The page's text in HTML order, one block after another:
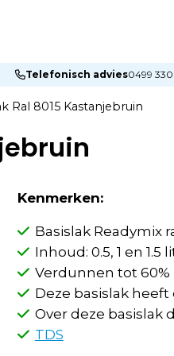
Telefonisch advies0499
Ral 8015 Kastanjebruin
Kenmerken:
Basislak Readymix
Inhoud: 0.5, 1 en 1.5
Verdunnen tot 60%
Deze basislak
Over deze basislak
TDS